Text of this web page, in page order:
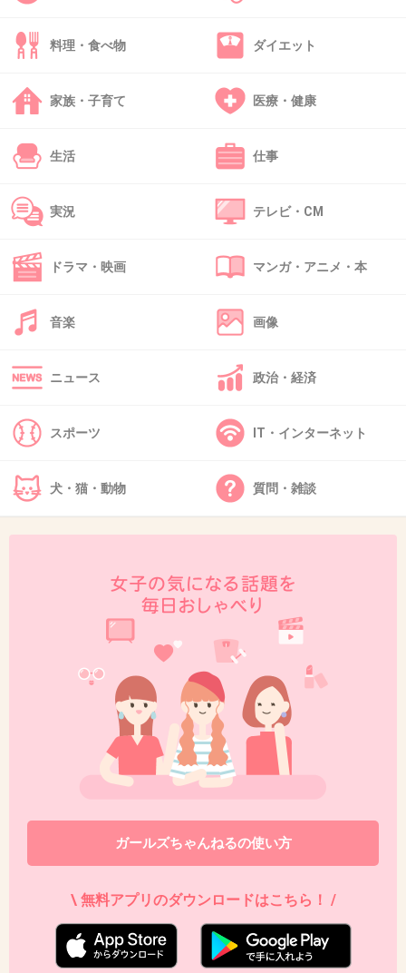
40. 匿名
手皿はマナー違反
出典：i.ytimg.com
41. 匿名
優樹菜は存在自体が下品だから。
-21
YOSHIKIはどっちも同時に出来るってのを披露
箸の持ち方綺麗だし
+1607
小栗旬。味の素のCMいつも気になって見ちゃ
+592
2018/01/08(月) 09:39:01
北川景子が綺麗なのになんか汚い食べ方だった
+1006
料理・食べ物 ダイエット
家族・子育て 医療・健康
生活 仕事
実況 テレビ・CM
ドラマ・映画 マンガ・アニメ・本
音楽 画像
ニュース 政治・経済
スポーツ IT・インターネット
犬・猫・動物 質問・雑談
ガールズちゃんねるの使い方
\ 無料アプリのダウンロードはこちら！ /